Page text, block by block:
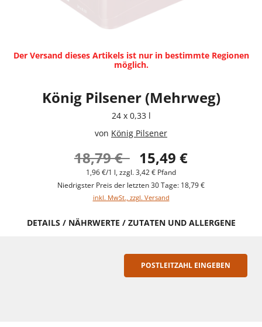
Der Versand dieses Artikels ist nur in bestimmte Regionen
möglich.
König Pilsener (Mehrweg)
24 x 0,33 l
von König Pilsener
18,79 € 15,49 €
1,96 €/1 l, zzgl. 3,42 € Pfand
Niedrigster Preis der letzten 30 Tage: 18,79 €
inkl. MwSt., zzgl. Versand
DETAILS / NÄHRWERTE / ZUTATEN UND ALLERGENE
POSTLEITZAHL EINGEBEN